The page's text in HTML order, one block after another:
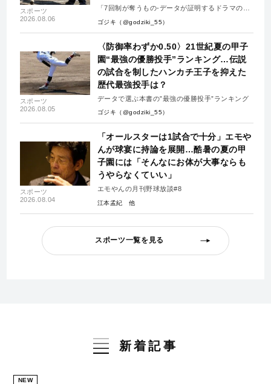
スポーツ
2026.08.06
「7回制が奪うもの-データが証明するドラマの消
失-」
ゴジキ（@godziki_55）
スポーツ
2026.08.05
〈防御率わずか0.50〉21世紀夏の甲子
園“最強の優勝投手”ランキング…伝説
の試合を制したハンカチ王子を抑えた
歴代最強投手は？
データで選ぶ本書の”最強の優勝投手”ランキング
ゴジキ（@godziki_55）
スポーツ
2026.08.04
「オールスターは1試合で十分」エモや
んが球宴に持論を展開…酷暑の夏の甲
子園には「そんなにお体が大事ならも
うやらなくていい」
エモやんの月刊野球放談#8
江本孟紀
スポーツ一覧を見る
新着記事
NEW